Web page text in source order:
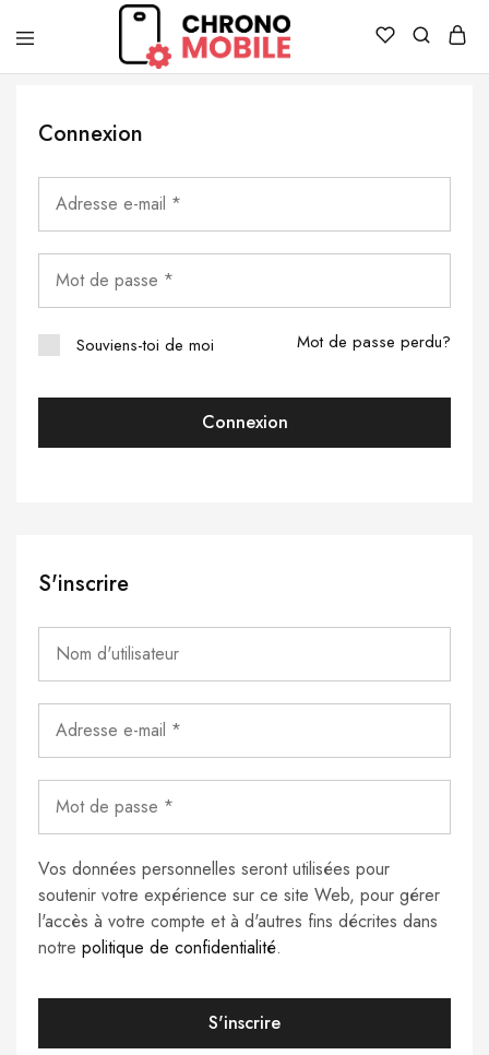
Chronomobile
Achat,
réparation
de
et
tablettes
Connexion
Souviens-toi de moi Mot de passe perdu?
Connexion
S'inscrire
Vos données personnelles seront utilisées pour
soutenir votre expérience sur ce site Web, pour gérer
l'accès à votre compte et à d'autres fins décrites dans
notre politique de confidentialité.
S'inscrire